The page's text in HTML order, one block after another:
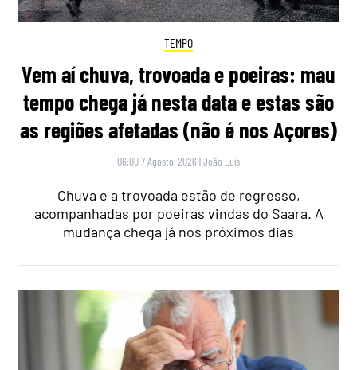
TEMPO
Vem aí chuva, trovoada e poeiras: mau
tempo chega já nesta data e estas são
as regiões afetadas (não é nos Açores)
06:00 7 Agosto, 2026 |João Luís
Chuva e a trovoada estão de regresso,
acompanhadas por poeiras vindas do Saara. A
mudança chega já nos próximos dias